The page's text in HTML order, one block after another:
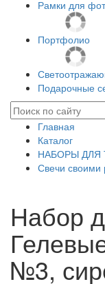
Рамки для
Портфолио
Подарочные
Главная
Каталог
НАБОРЫ ДЛЯ
Свечи своими
Набор
№3,